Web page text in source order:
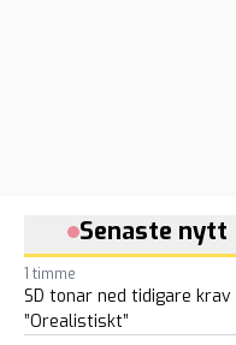
Senaste nytt
1 timme
SD tonar ned tidigare
”Orealistiskt”